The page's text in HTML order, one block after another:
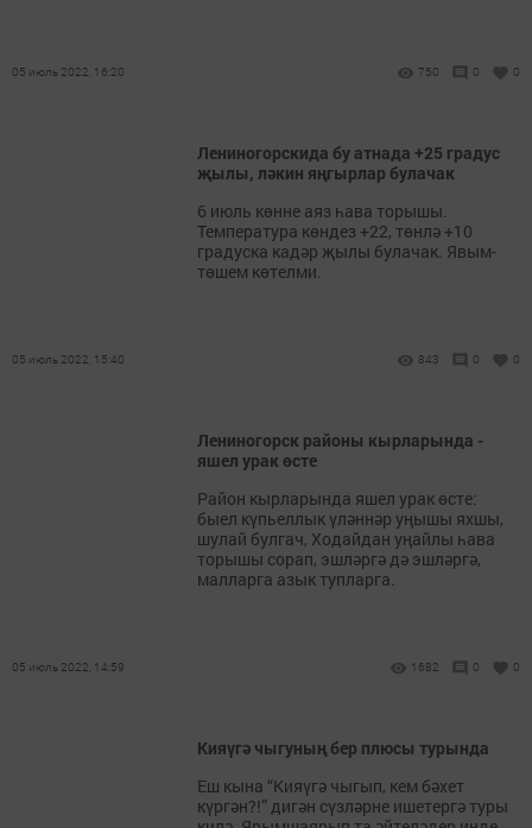
05 июль 2022, 16:20 750 0 0
Лениногорскида бу атнада +25 градус
җылы, ләкин яңгырлар булачак
6 июль көнне аяз һава торышы.
Температура көндез +22, төнлә +10
градуска кадәр җылы булачак. Явым-
төшем көтелми.
05 июль 2022, 15:40 843 0 0
Лениногорск районы кырларында -
яшел урак өсте
Район кырларында яшел урак өсте:
быел күпьеллык үләннәр уңышы яхшы,
шулай булгач, Ходайдан уңайлы һава
торышы сорап, эшләргә дә эшләргә,
малларга азык тупларга.
05 июль 2022, 14:59 1682 0 0
Кияүгә чыгуның бер плюсы турында
Еш кына “Кияүгә чыгып, кем бәхет
күргән?!” дигән сүзләрне ишетергә туры